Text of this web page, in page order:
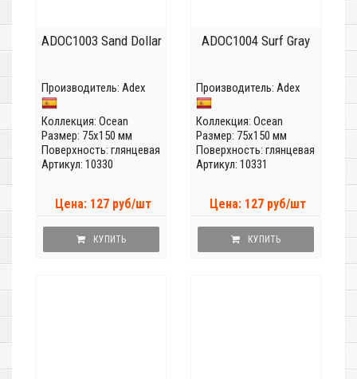
ADOC1003 Sand Dollar
Производитель: Adex
Коллекция: Ocean
Размер: 75x150 мм
Поверхность: глянцевая
Артикул: 10330
Цена: 127 руб/шт
КУПИТЬ
ADOC1004 Surf Gray
Производитель: Adex
Коллекция: Ocean
Размер: 75x150 мм
Поверхность: глянцевая
Артикул: 10331
Цена: 127 руб/шт
КУПИТЬ